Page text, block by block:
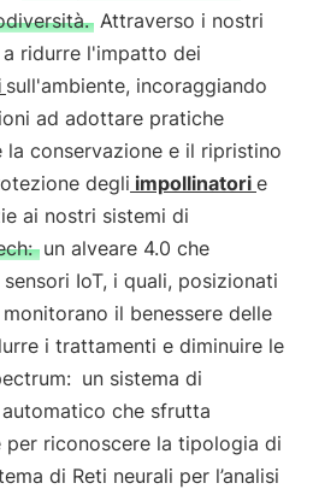
Attraverso i nostri
ridurre l'impatto dei
sull'ambiente, incoraggiando
ad adottare pratiche
la conservazione e il ripristino
degli impollinatori e
ai nostri sistemi di
un alveare 4.0 che
IoT, i quali, posizionati
monitorano il benessere delle
i trattamenti e diminuire le
un sistema di
che sfrutta
per riconoscere la tipologia di
di Reti neurali per l’analisi